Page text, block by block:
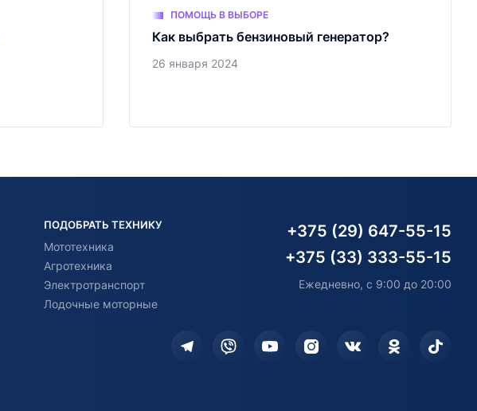
ПОМОЩЬ В ВЫБОРЕ
Как выбрать бензиновый генератор?
26 января 2024
ПОДОБРАТЬ ТЕХНИКУ
Мототехника
Агротехника
Электротранспорт
Лодочные моторные
+375 (29) 647-55-15
+375 (33) 333-55-15
Ежедневно, с 9:00 до 20:00